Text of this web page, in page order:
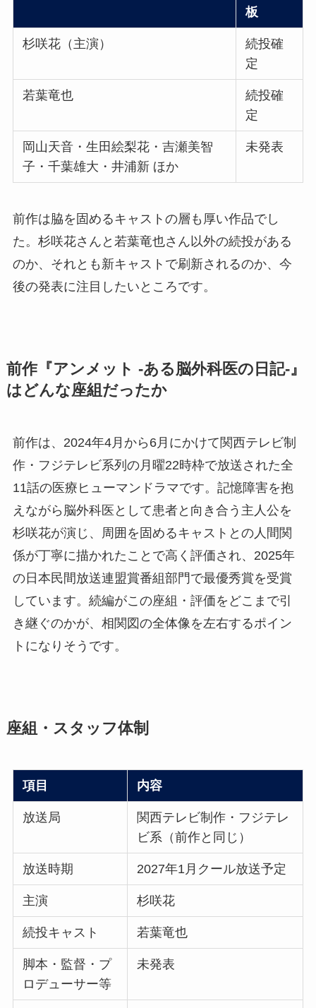
板
杉咲花（主演）
続投確
定
若葉竜也
続投確
定
岡山天音・生田絵梨花・吉瀬美智
子・千葉雄大・井浦新 ほか
未発表
前作は脇を固めるキャストの層も厚い作品でし
た。杉咲花さんと若葉竜也さん以外の続投がある
のか、それとも新キャストで刷新されるのか、今
後の発表に注目したいところです。
前作『アンメット -ある脳外科医の日記-』
はどんな座組だったか
前作は、2024年4月から6月にかけて関西テレビ制
作・フジテレビ系列の月曜22時枠で放送された全
11話の医療ヒューマンドラマです。記憶障害を抱
えながら脳外科医として患者と向き合う主人公を
杉咲花が演じ、周囲を固めるキャストとの人間関
係が丁寧に描かれたことで高く評価され、2025年
の日本民間放送連盟賞番組部門で最優秀賞を受賞
しています。続編がこの座組・評価をどこまで引
き継ぐのかが、相関図の全体像を左右するポイン
トになりそうです。
座組・スタッフ体制
項目 内容
放送局
関西テレビ制作・フジテレ
ビ系（前作と同じ）
放送時期 2027年1月クール放送予定
主演 杉咲花
続投キャスト 若葉竜也
脚本・監督・プ
ロデューサー等
未発表